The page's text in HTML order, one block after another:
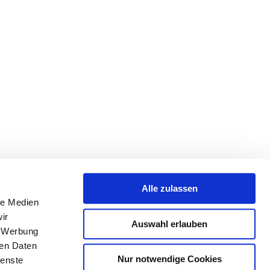
Medien
Daten
Alle zulassen
Auswahl erlauben
Nur notwendige Cookies